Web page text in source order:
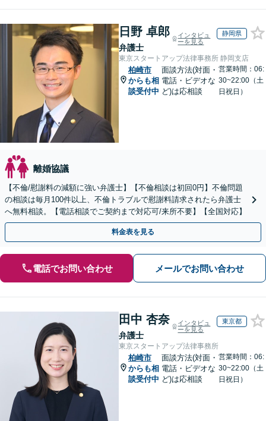
日野 卓郎
弁護士
インタビュ
ーを見る
静岡県
東京スタートアップ法律事務所 静岡支店
柏崎市
からも相
談受付中
面談方法(対面・
電話・ビデオな
ど)は応相談
営業時間：06:
30~22:00（土
日祝日）
離婚協議
【不倫/慰謝料の減額に強い弁護士】【不倫相談は初回0円】不倫問題
の相談は毎月100件以上、不倫トラブルで慰謝料請求されたら弁護士
へ無料相談。【電話相談でご契約まで対応可/来所不要】【全国対応】
料金表を見る
電話でお問い合わせ メールでお問い合わせ
田中 杏奈
弁護士
インタビュ
ーを見る
東京都
東京スタートアップ法律事務所
柏崎市
からも相
談受付中
面談方法(対面・
電話・ビデオな
ど)は応相談
営業時間：06:
30~22:00（土
日祝日）